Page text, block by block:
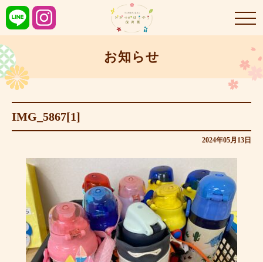
お知らせ
IMG_5867[1]
2024年05月13日